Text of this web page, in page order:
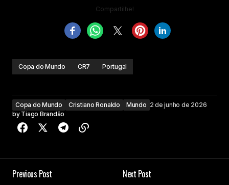
Compartilhe!
Copa do Mundo CR7 Portugal
Copa do Mundo Cristiano Ronaldo Mundo 2 de junho de 2026
by Tiago Brandão
Previous Post
Next Post